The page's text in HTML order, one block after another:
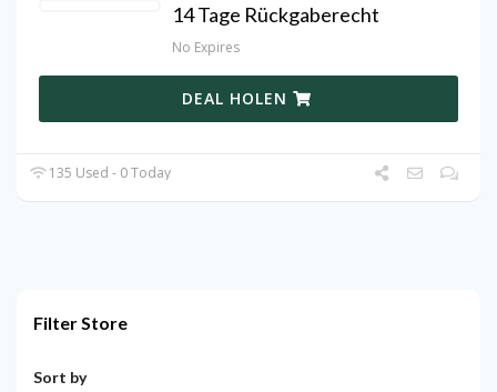
14 Tage Rückgaberecht
No Expires
DEAL HOLEN
135 Used - 0 Today
Filter Store
Sort by